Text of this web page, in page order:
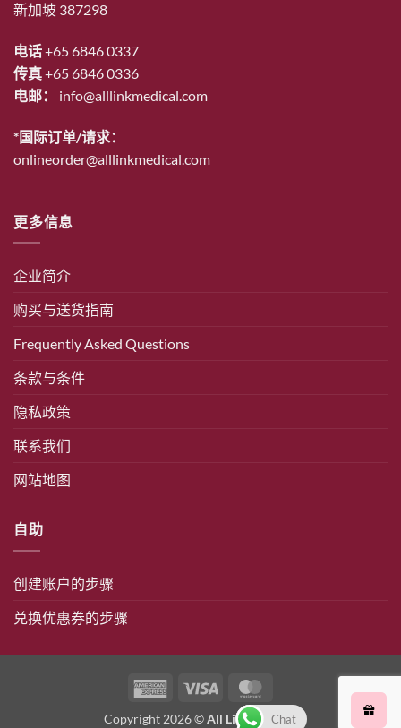
新加坡 387298
电话+65 6846 0337
传真+65 6846 0336
电邮： info@alllinkmedical.com
*国际订单/请求：
onlineorder@alllinkmedical.com
更多信息
企业简介
购买与送货指南
Frequently Asked Questions
条款与条件
隐私政策
联系我们
网站地图
自助
创建账户的步骤
兑换优惠券的步骤
事
Copyright 2026 ©All Link Medical
Chat